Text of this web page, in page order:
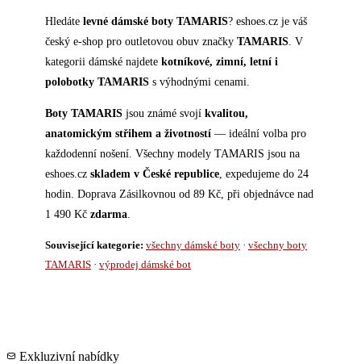
Hledáte levné dámské boty TAMARIS? eshoes.cz je váš
český e-shop pro outletovou obuv značky TAMARIS . V
kategorii dámské najdete kotníkové, zimní, letní i
polobotky TAMARIS s výhodnými cenami.
Boty TAMARIS jsou známé svojí kvalitou,
anatomickým střihem a životností — ideální volba pro
každodenní nošení. Všechny modely TAMARIS jsou na
eshoes.cz skladem v České republice , expedujeme do 24
hodin. Doprava Zásilkovnou od 89 Kč, při objednávce nad
1 490 Kč zdarma
Související kategorie: všechny dámské boty · všechny boty
TAMARIS · výprodej dámské bot
Exkluzivní nabídky